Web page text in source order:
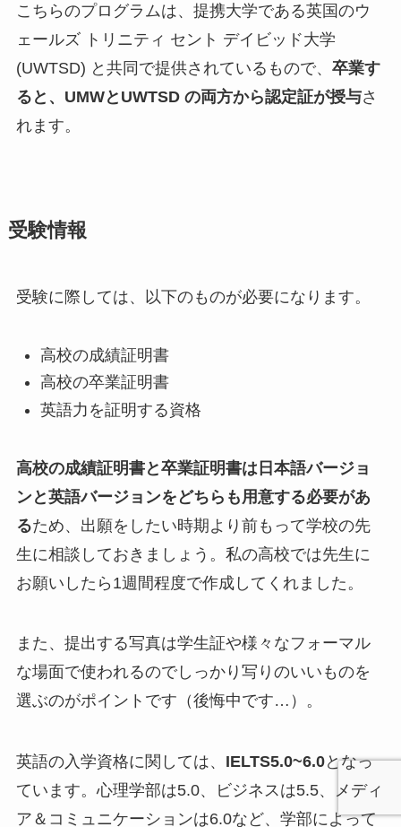
こちらのプログラムは、提携大学である英国のウ
ェールズ トリニティ セント デイビッド大学
(UWTSD) と共同で提供されているもので、 卒業す
ると、UMWとUWTSD の両方から認定証が授与さ
れます。
受験情報
受験に際しては、以下のものが必要になります。
高校の成績証明書
高校の卒業証明書
英語力を証明する資格
高校の成績証明書と卒業証明書は日本語バージョ
ンと英語バージョンをどちらも用意する必要があ
るため、出願をしたい時期より前もって学校の先
生に相談しておきましょう。私の高校では先生に
お願いしたら1週間程度で作成してくれました。
また、提出する写真は学生証や様々なフォーマル
な場面で使われるのでしっかり写りのいいものを
選ぶのがポイントです（後悔中です…）。
英語の入学資格に関しては、 IELTS5.0~6.0となっ
ています。心理学部は5.0、ビジネスは5.5、メディ
ア＆コミュニケーションは6.0など、学部によって